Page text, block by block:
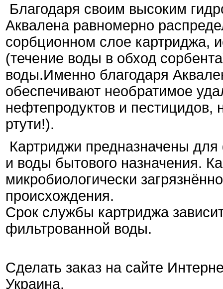
Благодаря своим высоким
Аквалена равномерно
сорбционном слое картриджа,
(течение воды в обход
воды.Именно благодаря
обеспечивают необратимое
нефтепродуктов и
ртути!).
Картриджи предназначены
и воды бытового назначения.
микробиологически
происхождения.
Срок службы картриджа
фильтрованной воды.
Сделать заказ на сайте
Украина.